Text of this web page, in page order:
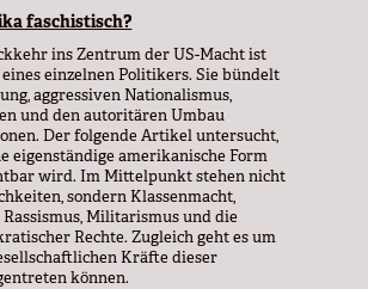
faschistisch?
ins Zentrum der US-Macht ist
einzelnen Politikers. Sie bündelt
aggressiven Nationalismus,
und den autoritären Umbau
Der folgende Artikel untersucht,
eigenständige amerikanische Form
wird. Im Mittelpunkt stehen nicht
sondern Klassenmacht,
Militarismus und die
Rechte. Zugleich geht es um
Kräfte dieser
können.